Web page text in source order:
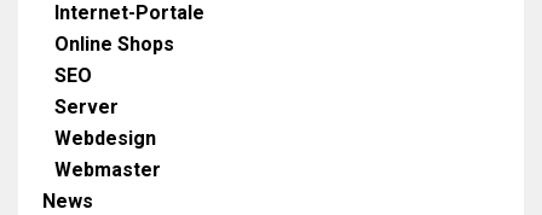
Internet-Portale
Online Shops
SEO
Server
Webdesign
Webmaster
News